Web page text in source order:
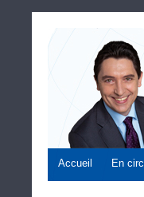
Accueil En